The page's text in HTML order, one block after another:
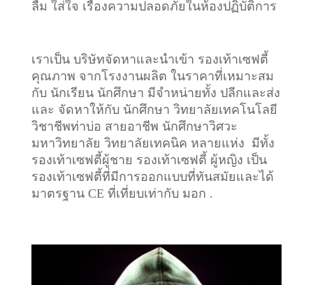
ลืม ใส่ใจ เรื่องความปลอดภัยในห้องปฏิบัติการ
เราเป็น บริษัทจัดหาและนำเข้า รองเท้าเซฟตี้
คุณภาพ จากโรงงานผลิต ในราคาที่เหมาะสม
กับ นักเรียน นักศึกษา มีจำหน่ายทั้ง ปลีกและส่ง
และ จัดหาให้กับ นักศึกษา วิทยาลัยเทคโนโลยี
วิชาชีพท่าบ่อ สายอาชีพ นักศึกษาวิศวะ
มหาวิทยาลัย วิทยาลัยเทคนิค หลายแห่ง มีทั้ง
รองเท้าเซฟตี้ผู้ชาย รองเท้าเซฟตี้ ผู้หญิง เป็น
รองเท้าเซฟตี้ที่มีการออกแบบที่ทันสมัยและได้
มาตรฐาน CE ที่เที่ยบเท่ากับ มอก .